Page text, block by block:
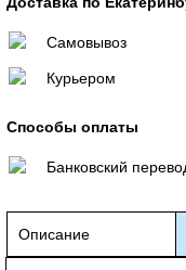
Самовывоз
Курьером
Способы оплаты
Банковский
Описание